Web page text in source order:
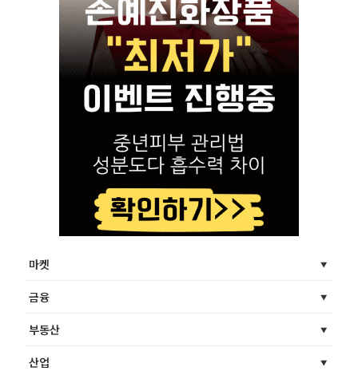
마켓
금융
부동산
산업